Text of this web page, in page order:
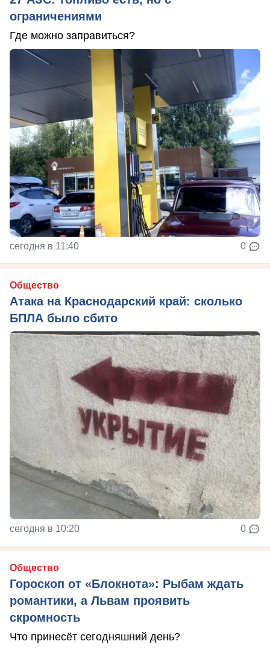
ограничениями
Где можно заправиться?
сегодня в 11:40 0
Общество
Атака на Краснодарский край: сколько
БПЛА было сбито
сегодня в 10:20 0
Общество
Гороскоп от «Блокнота»: Рыбам ждать
романтики, а Львам проявить
скромность
Что принесёт сегодняшний день?